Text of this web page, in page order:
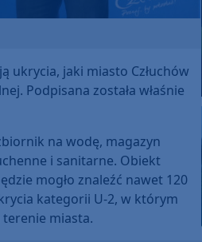
ukrycia, jaki miasto Człuchów
Podpisana została właśnie
na wodę, magazyn
i sanitarne. Obiekt
mogło znaleźć nawet 120
kategorii U-2, w którym
miasta.